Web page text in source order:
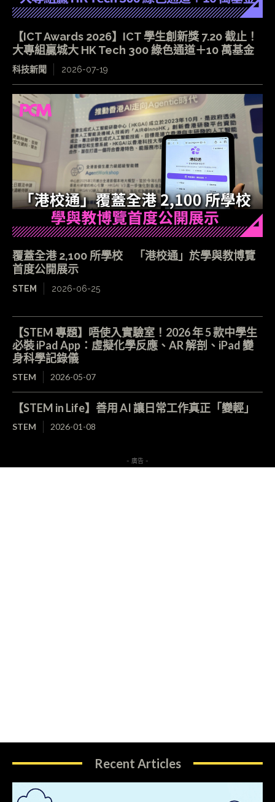
【ICT Awards 2026】ICT 學生創新獎 7.20 截止！
大專組贏城大 HK Tech 300 綠色通道＋10 萬基金
科技新聞 2026-07-19
覆蓋全港 2,100 所學校 「港校通」於學與教博覽
首度公開展示
STEM 2026-06-25
【STEM 專題】唔使入實驗室！2026 年 5 款中學生
必裝 iPad App：虛擬化學反應、AR 解剖、iPad 變
身科學記錄儀
STEM 2026-05-07
【STEM in Life】善用 AI 讓日常工作真正「變輕」
STEM 2026-01-08
- 廣告 -
Recent Articles